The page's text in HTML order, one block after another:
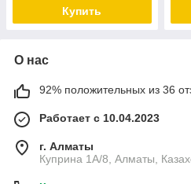
Купить
О нас
92% положительных из 36
Работает с 10.04.2023
г. Алматы
Куприна 1A/8, Алматы,